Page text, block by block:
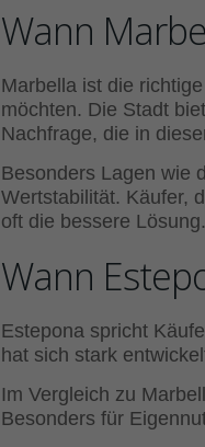
Wann
Marbella ist die
möchten. Die Stadt
Nachfrage, die in
Besonders Lagen wie
Wertstabilität. Käufer,
oft die bessere Lösung.
Wann
Estepona spricht
hat sich stark
Im Vergleich zu
Besonders für